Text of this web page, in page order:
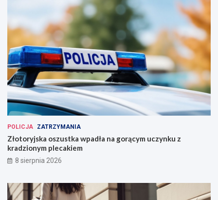
POLICJA ZATRZYMANIA
Złotoryjska oszustka wpadła na gorącym uczynku z
kradzionym plecakiem
8 sierpnia 2026